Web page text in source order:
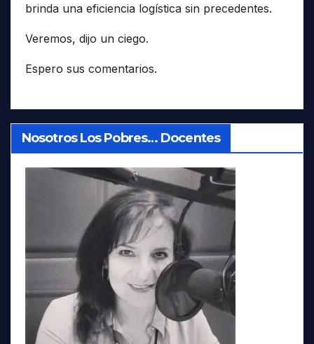
brinda una eficiencia logística sin precedentes.
Veremos, dijo un ciego.
Espero sus comentarios.
Nosotros Los Pobres… Docentes